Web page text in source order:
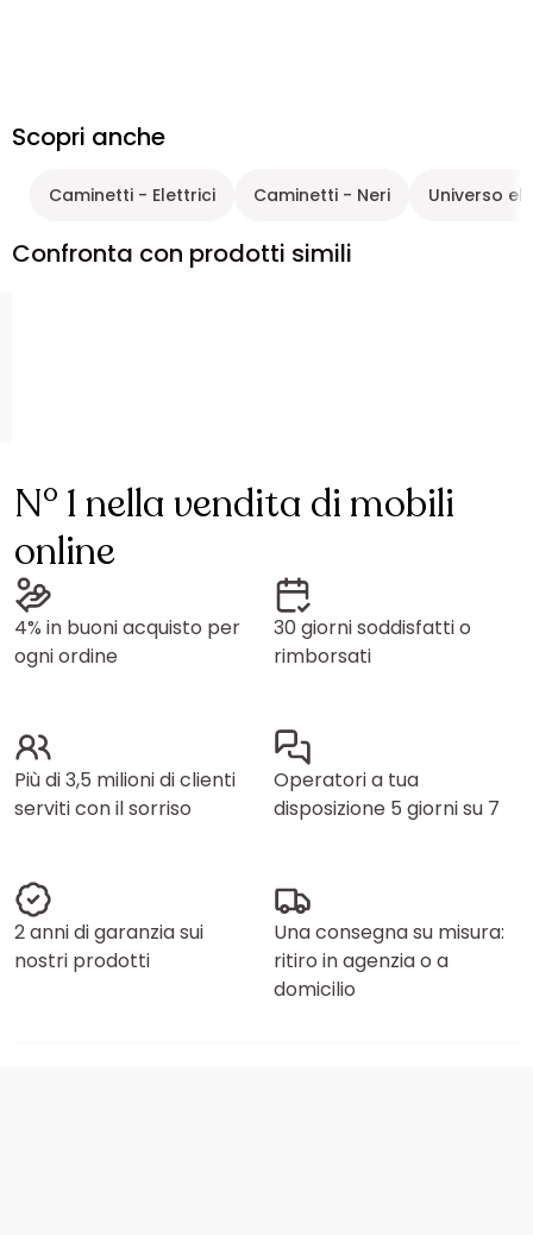
Scopri anche
Caminetti - Elettrici Caminetti - Neri Universo
Confronta con prodotti simili
N° 1 nella vendita di mobili
online
4% in buoni acquisto per
ogni ordine
30 giorni soddisfatti o
rimborsati
Più di 3,5 milioni di clienti
serviti con il sorriso
Operatori a tua
disposizione 5 giorni su 7
2 anni di garanzia sui
nostri prodotti
Una consegna su misura:
ritiro in agenzia o a
domicilio